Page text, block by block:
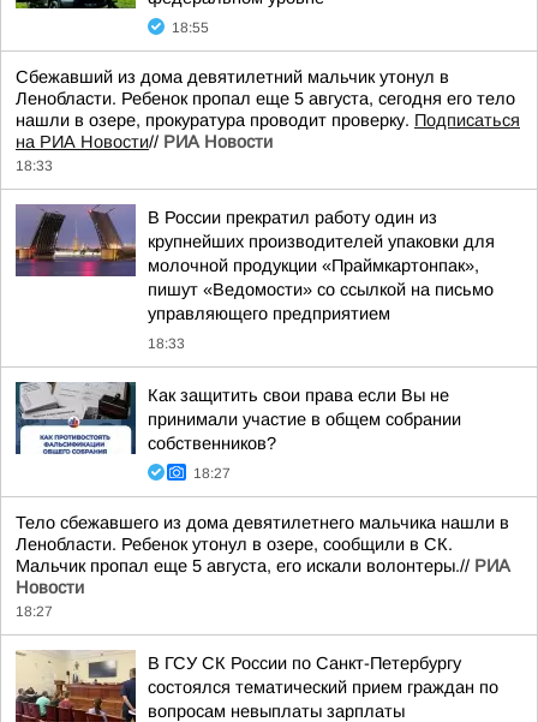
18:55
Сбежавший из дома девятилетний мальчик утонул в
Ленобласти. Ребенок пропал еще 5 августа, сегодня его тело
нашли в озере, прокуратура проводит проверку. Подписаться
на РИА Новости// РИА Новости
18:33
В России прекратил работу один из
крупнейших производителей упаковки для
молочной продукции «Праймкартонпак»,
пишут «Ведомости» со ссылкой на письмо
управляющего предприятием
18:33
Как защитить свои права если Вы не
принимали участие в общем собрании
собственников?
18:27
Тело сбежавшего из дома девятилетнего мальчика нашли в
Ленобласти. Ребенок утонул в озере, сообщили в СК.
Мальчик пропал еще 5 августа, его искали волонтеры.// РИА
Новости
18:27
В ГСУ СК России по Санкт-Петербургу
состоялся тематический прием граждан по
вопросам невыплаты зарплаты